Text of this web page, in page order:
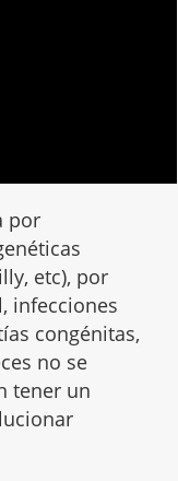
por
etc), por
infecciones
congénitas,
no se
tener un